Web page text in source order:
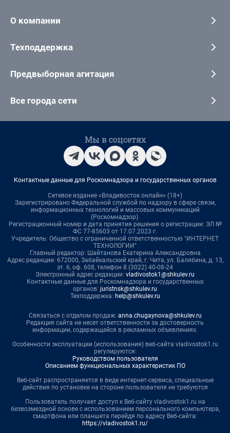
О компании
Техподдержка
Предвыборная агитация
Все города сети
Мы в соцсетях
Контактные данные для Роскомнадзора и государственных органов
Сетевое издание «Владивосток онлайн» (18+)
Зарегистрировано Федеральной службой по надзору в сфере связи,
информационных технологий и массовых коммуникаций
(Роскомнадзор).
Регистрационный номер и дата принятия решения о регистрации: ЭЛ №
ФС 77-85603 от 17.07.2023 г.
Учредитель: Общество с ограниченной ответственностью "ИНТЕРНЕТ
ТЕХНОЛОГИИ"
Главный редактор: Шайтанова Екатерина Александровна
Адрес редакции: 672000, Забайкальский край, г. Чита, ул. Балябина, д. 13,
эт. 6, оф. 608, телефон 8 (3022) 40-08-24
Электронный адрес редакции: vladivostok1@shkulev.ru
Контактные данные для Роскомнадзора и государственных
органов: juristnsk@shkulev.ru
Техподдержка: help@shkulev.ru
Связаться с отделом продаж: anna.chugaynova@shkulev.ru
Редакция сайта не несет ответственности за достоверность
информации, содержащейся в рекламных объявлениях.
Особенности эксплуатации (использования) веб-сайта vladivostok1.ru
регулируются:
Руководством пользователя
Описанием функциональных характеристик ПО
Веб-сайт распространяется в виде интернет-сервиса, специальные
действия по установке на стороне пользователя не требуются
Пользователь получает доступ к Веб-сайту vladivostok1.ru на
безвозмездной основе с использованием персонального компьютера,
смартфона или планшета перейдя по адресу Веб-сайта:
https://vladivostok1.ru/